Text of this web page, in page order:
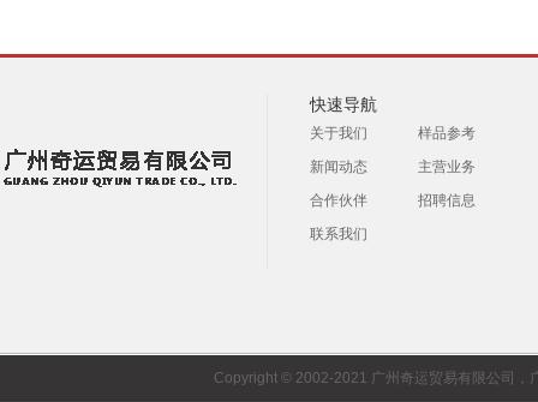
快速导航
关于我们
样品参考
新闻动态
主营业务
合作伙伴
招聘信息
联系我们
Copyright © 2002-2021 广州奇运贸易有限公司，